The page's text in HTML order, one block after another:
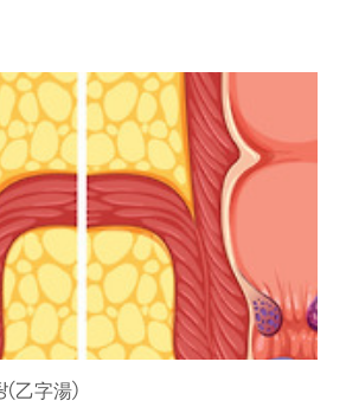
), 천화분(天花粉), 금은화(金銀花), 조각
, 3시간 정도 달여서 ¼ 정도로 줄 때까지
식후, 3개월 복용한다. 젊은 여성이 많다. 간
(胃)에서 열(熱)이 나는데, 기름진 음식을
예방하는 것이 좋다. 천화분(天花粉), 금은
刺), 당귀(當歸)는 ..
(乙字湯)